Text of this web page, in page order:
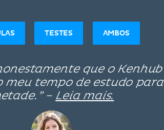
TESTES AMBOS
que o Kenhub
meu tempo de estudo para
– Leia mais.